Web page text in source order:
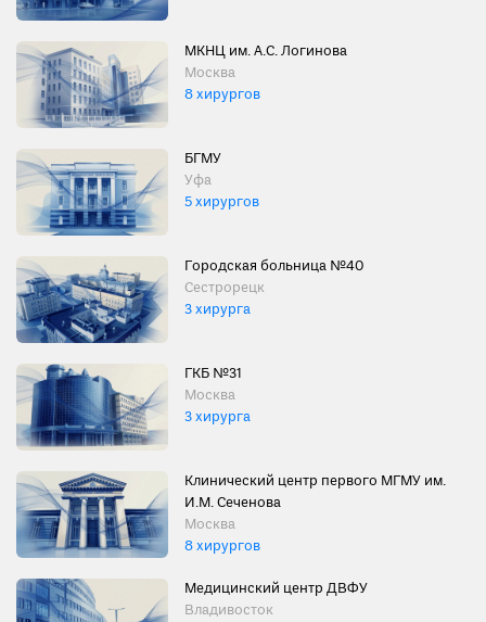
МКНЦ им. А.С. Логинова
Москва
8 хирургов
БГМУ
Уфа
5 хирургов
Городская больница №40
Сестрорецк
3 хирурга
ГКБ №31
Москва
3 хирурга
Клинический центр первого МГМУ им.
И.М. Сеченова
Москва
8 хирургов
Медицинский центр ДВФУ
Владивосток